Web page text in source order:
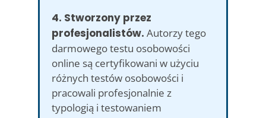
4. Stworzony przez
profesjonalistów. Autorzy tego
darmowego testu osobowości
online są certyfikowani w użyciu
różnych testów osobowości i
pracowali profesjonalnie z
typologią i testowaniem